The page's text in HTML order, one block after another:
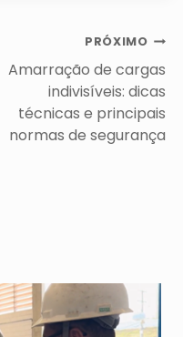
PRÓXIMO
Amarração de cargas
indivisíveis: dicas
técnicas e principais
normas de segurança